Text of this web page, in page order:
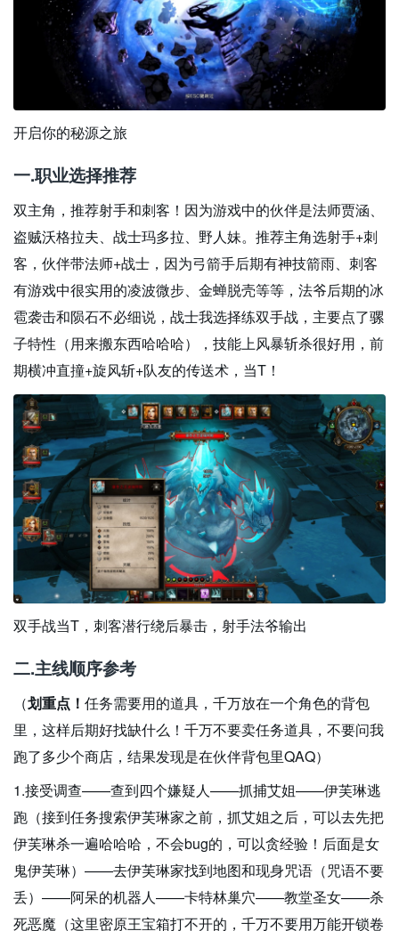
开启你的秘源之旅
一.职业选择推荐
双主角，推荐射手和刺客！因为游戏中的伙伴是法师贾涵、
盗贼沃格拉夫、战士玛多拉、野人妹。推荐主角选射手+刺
客，伙伴带法师+战士，因为弓箭手后期有神技箭雨、刺客
有游戏中很实用的凌波微步、金蝉脱壳等等，法爷后期的冰
雹袭击和陨石不必细说，战士我选择练双手战，主要点了骡
子特性（用来搬东西哈哈哈），技能上风暴斩杀很好用，前
期横冲直撞+旋风斩+队友的传送术，当T！
双手战当T，刺客潜行绕后暴击，射手法爷输出
二.主线顺序参考
（划重点！ 任务需要用的道具，千万放在一个角色的背包
里，这样后期好找缺什么！千万不要卖任务道具，不要问我
跑了多少个商店，结果发现是在伙伴背包里QAQ）
1.接受调查——查到四个嫌疑人——抓捕艾姐——伊芙琳逃
跑（接到任务搜索伊芙琳家之前，抓艾姐之后，可以去先把
伊芙琳杀一遍哈哈哈，不会bug的，可以贪经验！后面是女
鬼伊芙琳）——去伊芙琳家找到地图和现身咒语（咒语不要
丢）——阿呆的机器人——卡特林巢穴——教堂圣女——杀
死恶魔（这里密原王宝箱打不开的，千万不要用万能开锁卷